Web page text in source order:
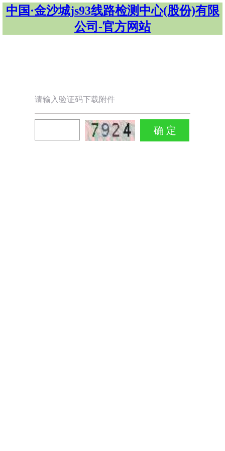
中国·金沙城js93线路检测中心(股份)有限
公司-官方网站
请输入验证码下载附件